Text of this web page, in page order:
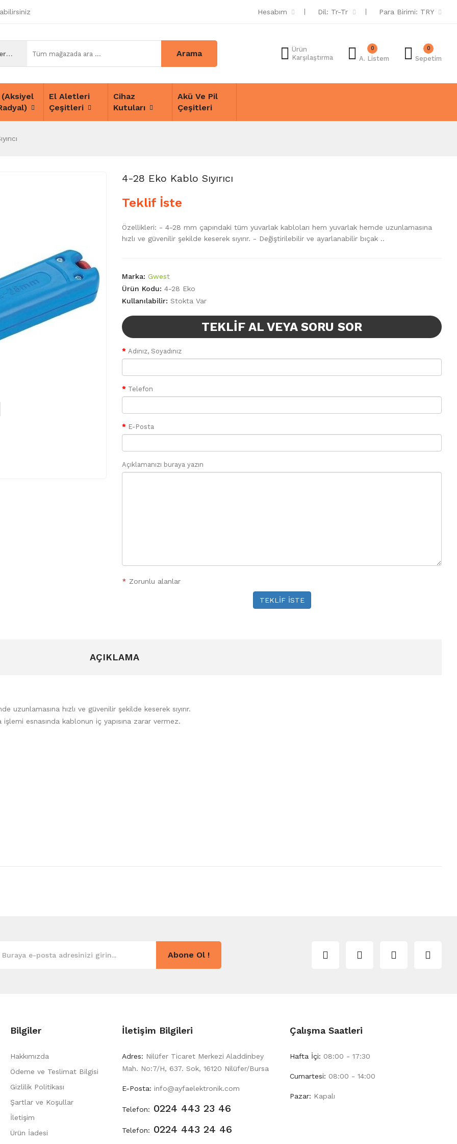
Hesabım Dil: Tr-Tr Para Birimi: TRY
Ürün
Karşılaştırma
A. Listem
0 0
Sepetim
Tüm Kategoriler Arama
(Aksiyel
El Aletleri
Çeşitleri
Cihaz
Kutuları
Akü Ve Pil
Çeşitleri
4-28 Eko Kablo Sıyırıcı
Teklif İste
Özellikleri: - 4-28 mm çapındaki tüm yuvarlak kabloları hem yuvarlak hemde uzunlamasına
hızlı ve güvenilir şekilde keserek sıyırır. - Değiştirilebilir ve ayarlanabilir bıçak ..
Marka: Gwest
Ürün Kodu: 4-28 Eko
Kullanılabilir: Stokta Var
TEKLIF AL VEYA SORU SOR
Adınız, Soyadınız
Telefon
E-Posta
Açıklamanızı buraya yazın
* Zorunlu alanlar
TEKLİF İSTE
AÇIKLAMA
hızlı ve güvenilir şekilde keserek sıyırır.
esnasında kablonun iç yapısına zarar vermez.
Abone Ol !
Bilgiler
Hakkımızda
Ödeme ve Teslimat Bilgisi
Gizlilik Politikası
Şartlar ve Koşullar
İletişim
Ürün İadesi
İletişim Bilgileri
Adres: Nilüfer Ticaret Merkezi Aladdinbey
Mah. No:7/H, 637. Sok, 16120 Nilüfer/Bursa
E-Posta: info@ayfaelektronik.com
Telefon: 0224 443 23 46
Telefon: 0224 443 24 46
Çalışma Saatleri
Hafta İçi: 08:00 - 17:30
Cumartesi: 08:00 - 14:00
Pazar: Kapalı